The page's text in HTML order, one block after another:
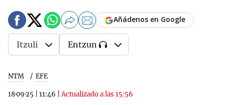
NTM EFE
18·09·25 11:46 |Actualizado a las 15:56
Añádenos en Google
Itzuli Entzun